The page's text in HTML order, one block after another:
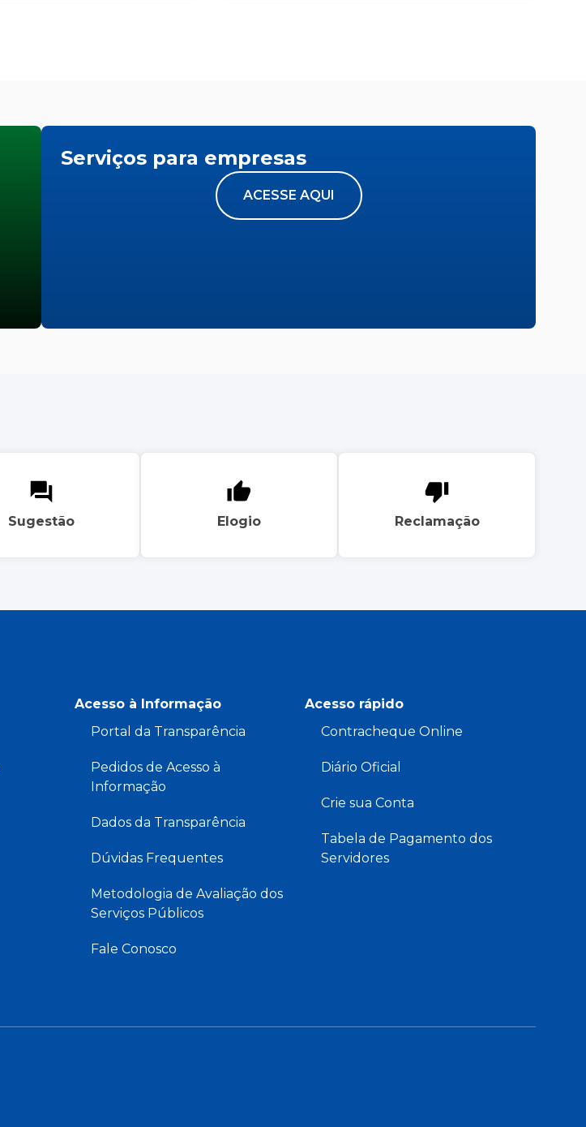
Serviços para empresas
ACESSE AQUI
Sugestão Elogio Reclamação
Acesso à Informação
Portal da Transparência
Pedidos de Acesso à
Informação
Dados da Transparência
Dúvidas Frequentes
Metodologia de Avaliação dos
Serviços Públicos
Fale Conosco
Acesso rápido
Contracheque Online
Diário Oficial
Crie sua Conta
Tabela de Pagamento dos
Servidores